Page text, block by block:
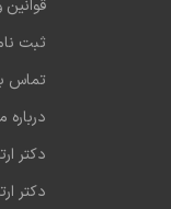
جراحی
ثبت
تماس
درباره
دکتر
دکتر